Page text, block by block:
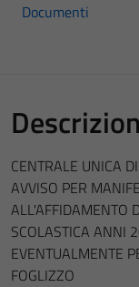
Documenti
CENTRALE UNICA
AVVISO PER
ALL'AFFIDAMENTO
SCOLASTICA ANNI
EVENTUALMENTE
FOGLIZZO